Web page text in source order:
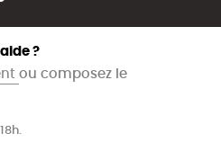
?
ou composez le